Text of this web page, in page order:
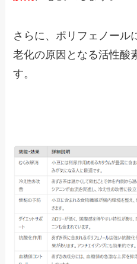
さらに、ポリフェノール
老化の原因となる活性酸
す。